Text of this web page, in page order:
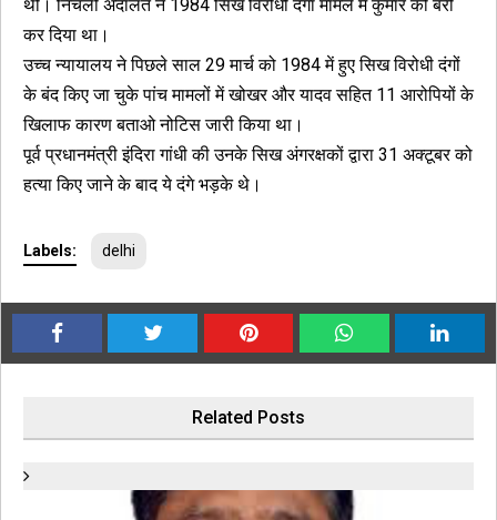
थी। निचली अदालत ने 1984 सिख विरोधी दंगा मामले में कुमार को बरी
कर दिया था।
उच्च न्यायालय ने पिछले साल 29 मार्च को 1984 में हुए सिख विरोधी दंगों
के बंद किए जा चुके पांच मामलों में खोखर और यादव सहित 11 आरोपियों के
खिलाफ कारण बताओ नोटिस जारी किया था।
पूर्व प्रधानमंत्री इंदिरा गांधी की उनके सिख अंगरक्षकों द्वारा 31 अक्टूबर को
हत्या किए जाने के बाद ये दंगे भड़के थे।
Labels: delhi
Related Posts